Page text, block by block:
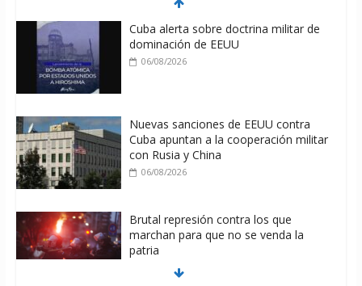
Cuba alerta sobre doctrina militar de
dominación de EEUU
06/08/2026
Nuevas sanciones de EEUU contra
Cuba apuntan a la cooperación militar
con Rusia y China
06/08/2026
Brutal represión contra los que
marchan para que no se venda la
patria
06/08/2026